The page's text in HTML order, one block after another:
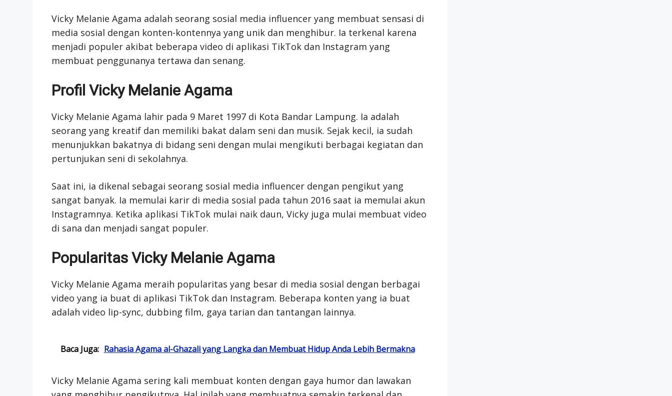
Vicky Melanie Agama adalah seorang sosial media influencer yang membuat sensasi di
media sosial dengan konten-kontennya yang unik dan menghibur. Ia terkenal karena
menjadi populer akibat beberapa video di aplikasi TikTok dan Instagram yang
membuat penggunanya tertawa dan senang.
Profil Vicky Melanie Agama
Vicky Melanie Agama lahir pada 9 Maret 1997 di Kota Bandar Lampung. Ia adalah
seorang yang kreatif dan memiliki bakat dalam seni dan musik. Sejak kecil, ia sudah
menunjukkan bakatnya di bidang seni dengan mulai mengikuti berbagai kegiatan dan
pertunjukan seni di sekolahnya.
Saat ini, ia dikenal sebagai seorang sosial media influencer dengan pengikut yang
sangat banyak. Ia memulai karir di media sosial pada tahun 2016 saat ia memulai akun
Instagramnya. Ketika aplikasi TikTok mulai naik daun, Vicky juga mulai membuat video
di sana dan menjadi sangat populer.
Popularitas Vicky Melanie Agama
Vicky Melanie Agama meraih popularitas yang besar di media sosial dengan berbagai
video yang ia buat di aplikasi TikTok dan Instagram. Beberapa konten yang ia buat
adalah video lip-sync, dubbing film, gaya tarian dan tantangan lainnya.
Baca Juga: Rahasia Agama al-Ghazali yang Langka dan Membuat Hidup Anda Lebih Bermakna
Vicky Melanie Agama sering kali membuat konten dengan gaya humor dan lawakan